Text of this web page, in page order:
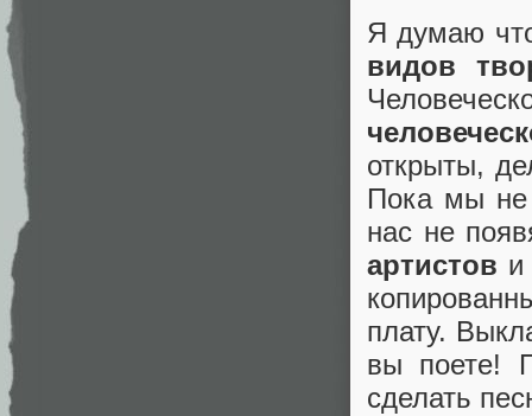
Я думаю
видов
открыты,
Пока мы не
нас не
артистов и
плату.
вы поете!
сделать